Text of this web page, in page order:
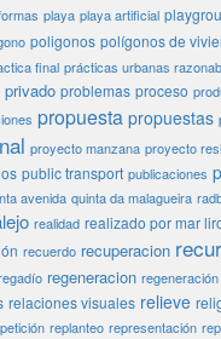
playa playa artificial
poligonos polígonos de
final prácticas urbanas
privado problemas proceso
propuesta propuestas
proyecto manzana proyecto
public transport publicaciones
avenida quinta da malagueira
realidad realizado por mar
recuerdo recuperacion
regeneracion
relaciones visuales relieve
replanteo representación